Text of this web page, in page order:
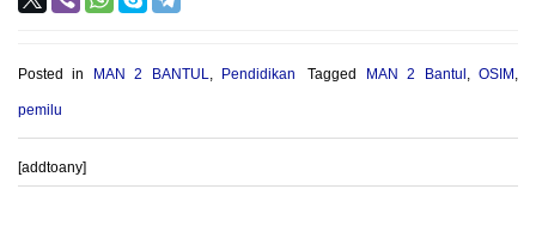
Posted in MAN 2 BANTUL, Pendidikan Tagged MAN 2 Bantul ,OSIM ,
pemilu
[addtoany]